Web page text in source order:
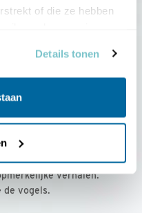
of die ze hebben
Details tonen
€ 36,00 per jaar
leden, met
verhalen.
de vogels.